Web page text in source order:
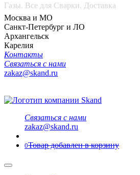
Газы. Все для Сварки. Доставка
Москва и МО
Санкт-Петербург и ЛО
Архангельск
Карелия
Контакты
Связаться с нами
zakaz@skand.ru
Связаться с нами
zakaz@skand.ru
0Товар добавлен в корзину